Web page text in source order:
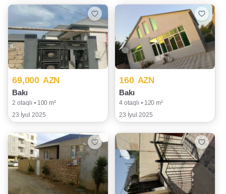
69,000 AZN
Bakı
2 otaqlı ⦁ 100 m²
23 İyul 2025
160 AZN
Bakı
4 otaqlı ⦁ 120 m²
23 İyul 2025